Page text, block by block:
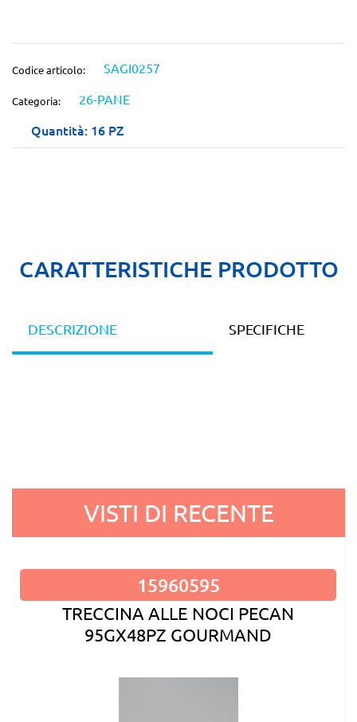
Codice articolo: SAGI0257
Categoria: 26-PANE
Quantità: 16 PZ
CARATTERISTICHE PRODOTTO
DESCRIZIONE SPECIFICHE
VISTI DI RECENTE
15960595
TRECCINA ALLE NOCI PECAN
95GX48PZ GOURMAND